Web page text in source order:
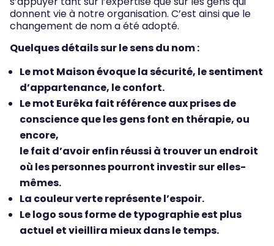
donnent vie à notre organisation. C’est ainsi que le
changement de nom a été adopté.
Quelques détails sur le sens du nom :
Le mot Maison évoque la sécurité, le sentiment
d’appartenance, le confort.
Le mot Eurêka fait référence aux prises de
conscience que les gens font en thérapie, ou
encore,
le fait d’avoir enfin réussi à trouver un endroit
où les personnes pourront investir sur elles-
mêmes.
La couleur verte représente l’espoir.
Le logo sous forme de typographie est plus
actuel et vieillira mieux dans le temps.